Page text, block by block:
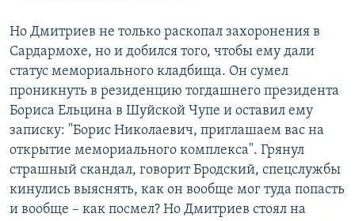
Но Дмитриев не только раскопал захоронения в
Сардармохе, но и добился того, чтобы ему дали
статус мемориального кладбища. Он сумел
проникнуть в резиденцию тогдашнего президента
Бориса Ельцина в Шуйской Чупе и оставил ему
записку: "Борис Николаевич, приглашаем вас на
открытие мемориального комплекса". Грянул
страшный скандал, говорит Бродский, спецслужбы
кинулись выяснять, как он вообще мог туда попасть
и вообще – как посмел? Но Дмитриев стоял на